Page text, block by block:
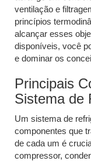
ventilação e
princípios
alcançar esses
disponíveis, você
e dominar os
Principais
Sistema de
Um sistema de
componentes que
de cada um é
compressor,